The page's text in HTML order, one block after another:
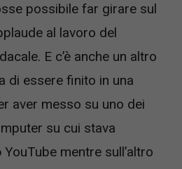
possibile far girare sul
al lavoro del
E c’è anche un altro
di essere finito in una
aver messo su uno dei
su cui stava
YouTube mentre sull’altro